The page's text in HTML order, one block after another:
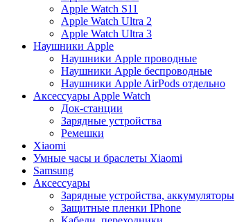
Apple Watch S11
Apple Watch Ultra 2
Apple Watch Ultra 3
Наушники Apple
Наушники Apple проводные
Наушники Apple беспроводные
Наушники Apple AirPods отдельно
Аксессуары Apple Watch
Док-станции
Зарядные устройства
Ремешки
Xiaomi
Умные часы и браслеты Xiaomi
Samsung
Аксессуары
Зарядные устройства, аккумуляторы
Защитные пленки IPhone